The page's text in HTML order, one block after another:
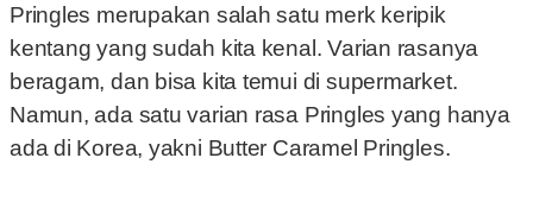
Pringles merupakan salah satu merk keripik
kentang yang sudah kita kenal. Varian rasanya
beragam, dan bisa kita temui di supermarket.
Namun, ada satu varian rasa Pringles yang hanya
ada di Korea, yakni Butter Caramel Pringles.